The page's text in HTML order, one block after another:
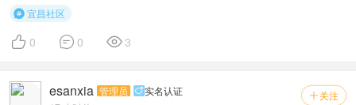
宜昌社区
 0  0 3
 关注
esanxia 管理员 实名认证